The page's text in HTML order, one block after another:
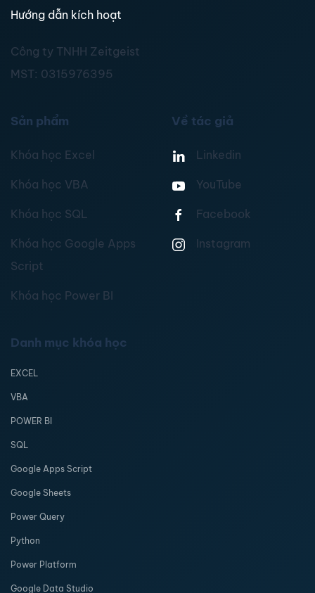
Hướng dẫn kích hoạt
Công ty TNHH Zeitgeist
MST: 0315976395
Sản phẩm
Khóa học Excel
Khóa học VBA
Khóa học SQL
Khóa học Google Apps
Script
Khóa học Power BI
Về tác giả
Linkedin
YouTube
Facebook
Instagram
Danh mục khóa học
EXCEL
VBA
POWER BI
SQL
Google Apps Script
Google Sheets
Power Query
Python
Power Platform
Google Data Studio